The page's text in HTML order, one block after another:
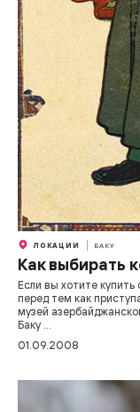
ЛОКАЦИИ БАКУ
Как выбирать
Если вы хотите
перед тем как
музей
Баку ...
01.09.2008